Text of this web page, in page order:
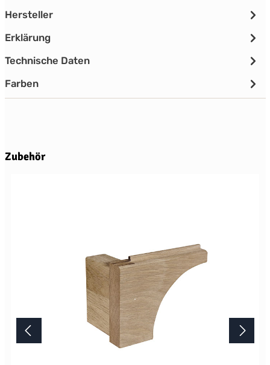
Hersteller
Erklärung
Technische Daten
Farben
Produktgalerie überspringen
Zubehör